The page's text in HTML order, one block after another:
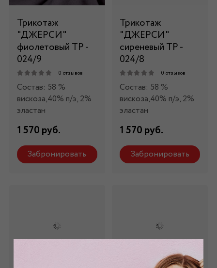
Трикотаж
"ДЖЕРСИ"
фиолетовый ТР -
024/9
0 отзывов
Состав: 58 %
вискоза,40% п/э, 2%
эластан
1 570 руб.
Забронировать
Трикотаж
"ДЖЕРСИ"
сиреневый ТР -
024/8
0 отзывов
Состав: 58 %
вискоза,40% п/э, 2%
эластан
1 570 руб.
Забронировать